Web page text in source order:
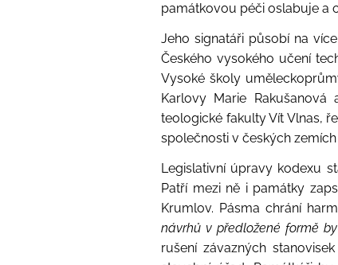
památkovou péči oslabuje a
Jeho signatáři působí na
Českého vysokého učení
Vysoké školy
Karlovy Marie
teologické fakulty Vít Vlnas,
společnosti v českých
Legislativní úpravy kodexu
Patří mezi ně i památky
Krumlov. Pásma chrání
návrhů v předložené formě
rušení závazných